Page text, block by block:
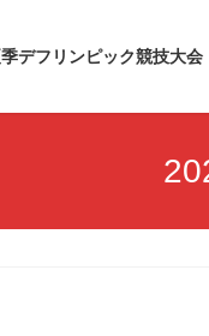
デフリンピック競技大会